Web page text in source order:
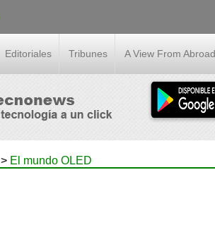
Editoriales Tribunes A View From Abroad
> El mundo OLED